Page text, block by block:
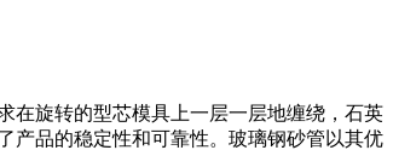
在旋转的型芯模具上一层一层地缠绕，石英
产品的稳定性和可靠性。玻璃钢砂管以其优